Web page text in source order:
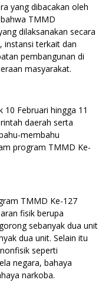
yang dibacakan oleh
TMMD
dilaksanakan secara
instansi terkait dan
pembangunan di
masyarakat.
10 Februari hingga 11
daerah serta
membahu
program TMMD Ke-
TMMD Ke-127
fisik berupa
sebanyak dua unit
dua unit. Selain itu
seperti
negara, bahaya
narkoba.